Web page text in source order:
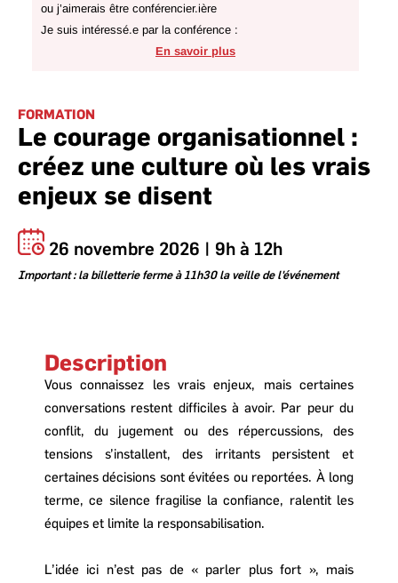
ou j’aimerais être conférencier.ière
Je suis intéressé.e par la conférence :
En savoir plus
FORMATION
Le courage organisationnel :
créez une culture où les vrais
enjeux se disent
26 novembre 2026 | 9h à 12h
Important : la billetterie ferme à 11h30 la veille de l'événement
Description
Vous connaissez les vrais enjeux, mais certaines
conversations restent difficiles à avoir. Par peur du
conflit, du jugement ou des répercussions, des
tensions s’installent, des irritants persistent et
certaines décisions sont évitées ou reportées. À long
terme, ce silence fragilise la confiance, ralentit les
équipes et limite la responsabilisation.
L’idée ici n’est pas de « parler plus fort », mais